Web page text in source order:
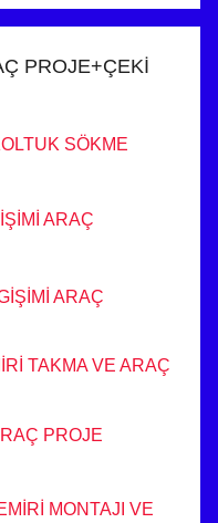
PROJE+ÇEKİ
SÖKME
ARAÇ
ARAÇ
TAKMA VE ARAÇ
PROJE
MONTAJI VE